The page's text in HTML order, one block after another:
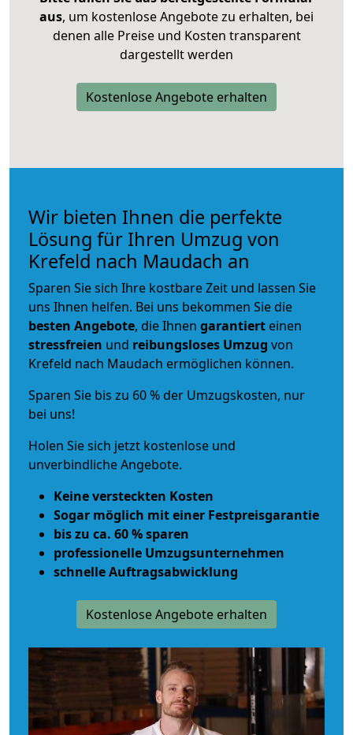
aus, um kostenlose Angebote zu erhalten, bei
denen alle Preise und Kosten transparent
dargestellt werden
Kostenlose Angebote erhalten
Wir bieten Ihnen die perfekte
Lösung für Ihren Umzug von
Krefeld nach Maudach an
Sparen Sie sich Ihre kostbare Zeit und lassen Sie
uns Ihnen helfen. Bei uns bekommen Sie die
besten Angebote, die Ihnen garantiert einen
stressfreien und reibungsloses Umzug von
Krefeld nach Maudach ermöglichen können.
Sparen Sie bis zu 60 % der Umzugskosten, nur
bei uns!
Holen Sie sich jetzt kostenlose und
unverbindliche Angebote.
Keine versteckten Kosten
Sogar möglich mit einer Festpreisgarantie
bis zu ca. 60 % sparen
professionelle Umzugsunternehmen
schnelle Auftragsabwicklung
Kostenlose Angebote erhalten